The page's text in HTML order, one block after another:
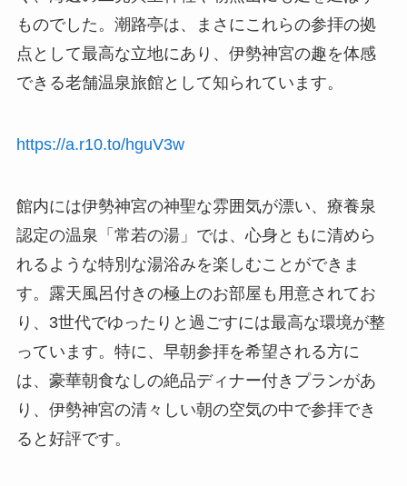
ものでした。潮路亭は、まさにこれらの参拝の拠
点として最高な立地にあり、伊勢神宮の趣を体感
できる老舗温泉旅館として知られています。
https://a.r10.to/hguV3w
館内には伊勢神宮の神聖な雰囲気が漂い、療養泉
認定の温泉「常若の湯」では、心身ともに清めら
れるような特別な湯浴みを楽しむことができま
す。露天風呂付きの極上のお部屋も用意されてお
り、3世代でゆったりと過ごすには最高な環境が整
っています。特に、早朝参拝を希望される方に
は、豪華朝食なしの絶品ディナー付きプランがあ
り、伊勢神宮の清々しい朝の空気の中で参拝でき
ると好評です。